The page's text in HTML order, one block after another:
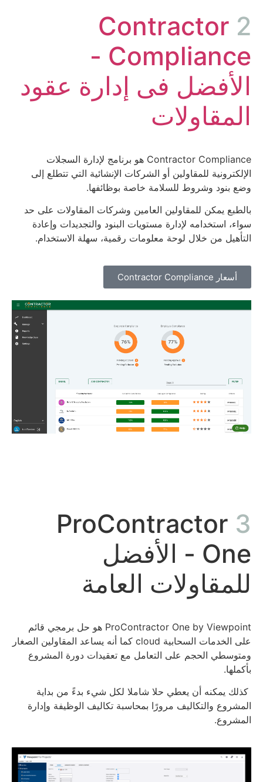
2
Contractor
Compliance -
الأفضل فى إدارة عقود
المقاولات​
Contractor Compliance هو برنامج لإدارة السجلات
الإلكترونية للمقاولين أو الشركات الإنشائية التي تتطلع إلى
وضع بنود وشروط للسلامة خاصة بوظائفها.
بالطبع يمكن للمقاولين العامين وشركات المقاولات على حد
سواء، استخدامه لإدارة مستويات البنود والتجديدات وإعادة
التأهيل من خلال لوحة معلومات رقمية، سهلة الاستخدام.
أسعار Contractor Compliance
3
ProContractor
One - الأفضل
للمقاولات العامة​
ProContractor One by Viewpoint هو حل برمجي قائم
على الخدمات السحابية cloud كما أنه يساعد المقاولين الصغار
ومتوسطي الحجم على التعامل مع تعقيدات دورة المشروع
بأكملها.
كذلك يمكنه أن يعطي حلا شاملا لكل شيء بدءً من بداية
المشروع والتكاليف مرورًا بمحاسبة تكاليف الوظيفة وإدارة
المشروع.